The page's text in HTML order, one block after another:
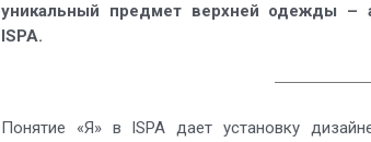
уникальный предмет верхней одежды –
ISPA.
Понятие «Я» в ISPA дает установку